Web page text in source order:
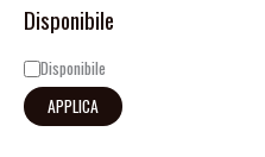
Disponibile
Disponibile
APPLICA